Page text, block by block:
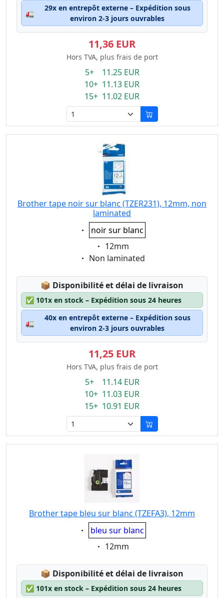
🚛
29x en entrepôt externe – Expédition sous
environ 2-3 jours ouvrables
11,36 EUR
Hors TVA, plus frais de port
5+ 11.25 EUR
10+ 11.13 EUR
15+ 11.02 EUR
Brother tape noir sur blanc (TZER231), 12mm, non
laminated
Eigenschaft:
noir sur blanc
Eigenschaft:
12mm
Eigenschaft:
Non laminated
📦 Lagerstatus:
Disponibilité et délai de livraison
✅ 101x en stock – Expédition sous 24 heures
🚛
40x en entrepôt externe – Expédition sous
environ 2-3 jours ouvrables
11,25 EUR
Hors TVA, plus frais de port
5+ 11.14 EUR
10+ 11.03 EUR
15+ 10.91 EUR
Brother tape bleu sur blanc (TZEFA3), 12mm
Eigenschaft:
bleu sur blanc
Eigenschaft:
12mm
📦 Lagerstatus:
Disponibilité et délai de livraison
✅ 101x en stock – Expédition sous 24 heures